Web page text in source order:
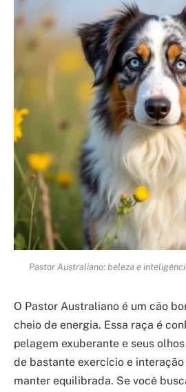
Pastor Australiano: beleza e
O Pastor Australiano é um cão
cheio de energia. Essa raça é
pelagem exuberante e seus
de bastante exercício e
manter equilibrada. Se você